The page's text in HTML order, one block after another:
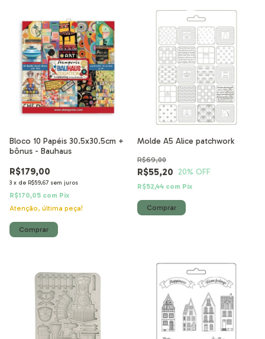
Bloco 10 Papéis 30.5x30.5cm +
bônus - Bauhaus
R$179,00
3 x de R$59,67 sem juros
R$170,05 com Pix
Atenção, última peça!
Molde A5 Alice patchwork
R$55,20
R$69,00
20% OFF
R$52,44 com Pix